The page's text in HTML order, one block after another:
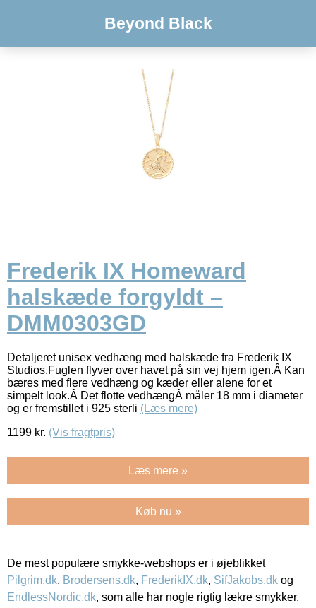
Beyond Black
Frederik IX Homeward
halskæde forgyldt –
DMM0303GD
Detaljeret unisex vedhæng med halskæde fra Frederik IX
Studios.Fuglen flyver over havet på sin vej hjem igen.Â Kan
bæres med flere vedhæng og kæder eller alene for et
simpelt look.Â Det flotte vedhængÂ måler 18 mm i diameter
og er fremstillet i 925 sterli (Læs mere)
1199 kr. (Vis fragtpris)
Læs mere »
Køb nu »
De mest populære smykke-webshops er i øjeblikket
Pilgrim.dk, Brodersens.dk, FrederikIX.dk, SifJakobs.dk og
EndlessNordic.dk, som alle har nogle rigtig lækre smykker.